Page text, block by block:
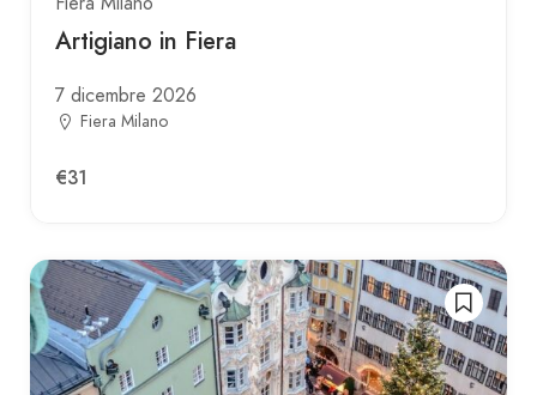
Artigiano in Fiera
7 dicembre 2026
Fiera Milano
€31